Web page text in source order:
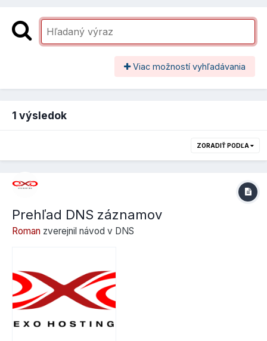
Viac možností vyhľadávania
1 výsledok
ZORADIŤ PODĽA
Prehľad DNS záznamov
Roman zverejnil návod v DNS